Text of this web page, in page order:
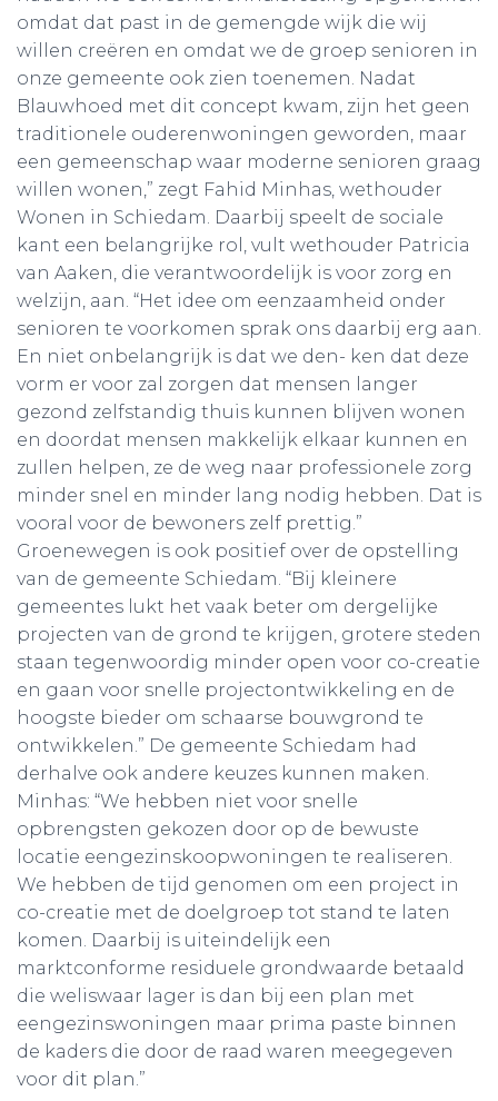
omdat dat past in de gemengde wijk die wij
willen creëren en omdat we de groep senioren in
onze gemeente ook zien toenemen. Nadat
Blauwhoed met dit concept kwam, zijn het geen
traditionele ouderenwoningen geworden, maar
een gemeenschap waar moderne senioren graag
willen wonen,” zegt Fahid Minhas, wethouder
Wonen in Schiedam. Daarbij speelt de sociale
kant een belangrijke rol, vult wethouder Patricia
van Aaken, die verantwoordelijk is voor zorg en
welzijn, aan. “Het idee om eenzaamheid onder
senioren te voorkomen sprak ons daarbij erg aan.
En niet onbelangrijk is dat we den- ken dat deze
vorm er voor zal zorgen dat mensen langer
gezond zelfstandig thuis kunnen blijven wonen
en doordat mensen makkelijk elkaar kunnen en
zullen helpen, ze de weg naar professionele zorg
minder snel en minder lang nodig hebben. Dat is
vooral voor de bewoners zelf prettig.”
Groenewegen is ook positief over de opstelling
van de gemeente Schiedam. “Bij kleinere
gemeentes lukt het vaak beter om dergelijke
projecten van de grond te krijgen, grotere steden
staan tegenwoordig minder open voor co-creatie
en gaan voor snelle projectontwikkeling en de
hoogste bieder om schaarse bouwgrond te
ontwikkelen.” De gemeente Schiedam had
derhalve ook andere keuzes kunnen maken.
Minhas: “We hebben niet voor snelle
opbrengsten gekozen door op de bewuste
locatie eengezinskoopwoningen te realiseren.
We hebben de tijd genomen om een project in
co-creatie met de doelgroep tot stand te laten
komen. Daarbij is uiteindelijk een
marktconforme residuele grondwaarde betaald
die weliswaar lager is dan bij een plan met
eengezinswoningen maar prima paste binnen
de kaders die door de raad waren meegegeven
voor dit plan.”